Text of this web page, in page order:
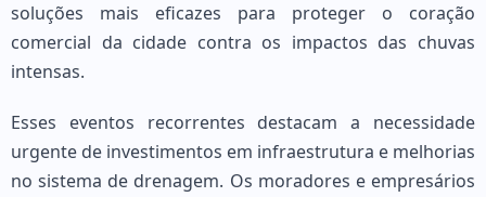
soluções mais eficazes para proteger o coração
comercial da cidade contra os impactos das chuvas
intensas.
Esses eventos recorrentes destacam a necessidade
urgente de investimentos em infraestrutura e melhorias
no sistema de drenagem. Os moradores e empresários